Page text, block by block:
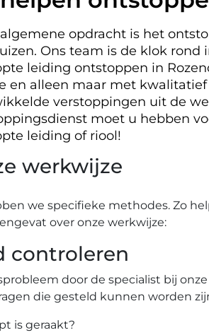
opdracht is het
Ons team is de klok
leiding ontstoppen in
en alleen maar met
verstoppingen uit de
moet u hebben
leiding of riool!
werkwijze
we specifieke methodes. Zo
over onze werkwijze:
controleren
door de specialist bij
die gesteld kunnen worden
is geraakt?